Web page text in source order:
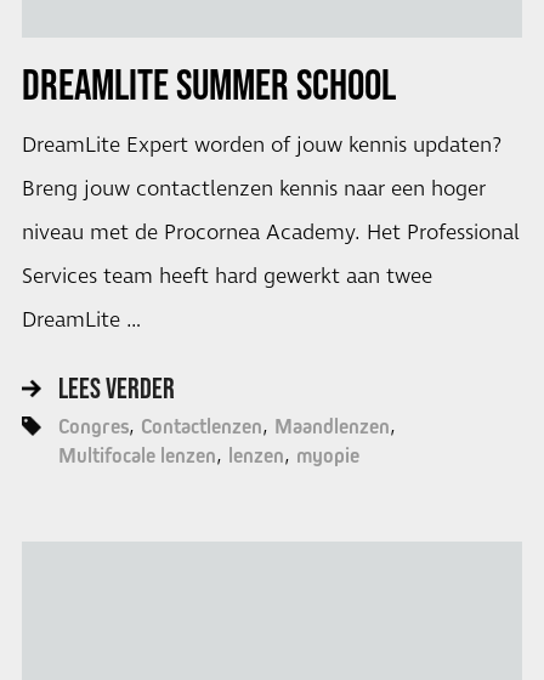
DREAMLITE SUMMER SCHOOL
DreamLite Expert worden of jouw kennis updaten?
Breng jouw contactlenzen kennis naar een hoger
niveau met de Procornea Academy. Het Professional
Services team heeft hard gewerkt aan twee
DreamLite …
LEES VERDER
Congres Contactlenzen Maandlenzen
Multifocale lenzen
lenzen myopie